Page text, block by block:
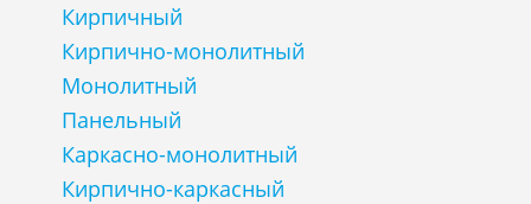
Кирпичный
Кирпично-монолитный
Монолитный
Панельный
Каркасно-монолитный
Кирпично-каркасный